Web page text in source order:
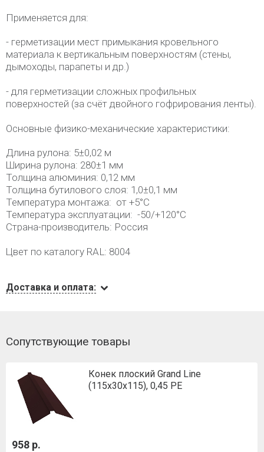
Применяется для:
- герметизации мест примыкания кровельного
материала к вертикальным поверхностям (стены,
дымоходы, парапеты и др.)
- для герметизации сложных профильных
поверхностей (за счёт двойного гофрирования ленты).
Основные физико-механические характеристики:
Длина рулона: 5±0,02 м
Ширина рулона: 280±1 мм
Толщина алюминия: 0,12 мм
Толщина бутилового слоя: 1,0±0,1 мм
Температура монтажа: от +5°C
Температура эксплуатации: -50/+120°C
Страна-производитель: Россия
Цвет по каталогу RAL: 8004
Доставка и оплата:
Сопутствующие товары
Конек плоский Grand Line
(115х30х115), 0,45 PE
958 р.